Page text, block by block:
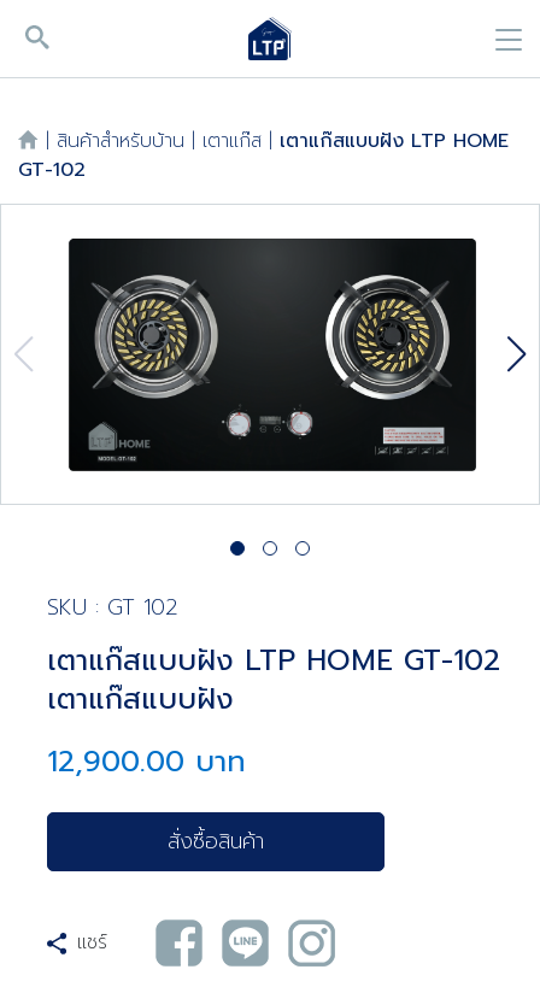
| สินค้าสำหรับบ้าน | เตาแก๊ส | เตาแก๊สแบบฝัง LTP HOME
GT-102
SKU : GT 102
เตาแก๊สแบบฝัง LTP HOME GT-102
เตาแก๊สแบบฝัง
12,900.00 บาท
สั่งซื้อสินค้า
แชร์